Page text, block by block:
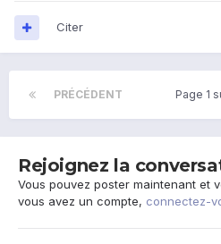
Citer
PRÉCÉDENT Page 1
Rejoignez la
Vous pouvez poster maintenant et
vous avez un compte, connectez-